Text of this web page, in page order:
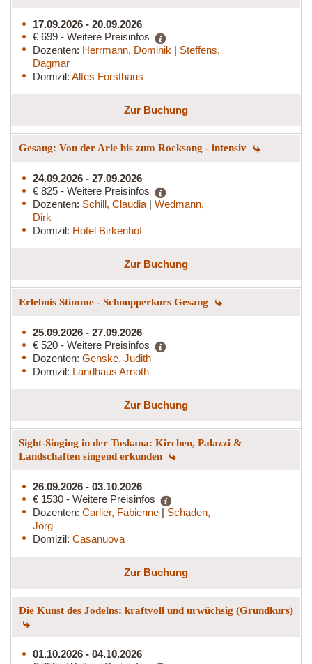
17.09.2026 - 20.09.2026
€ 699 - Weitere Preisinfos
Dozenten: Herrmann, Dominik | Steffens,
Dagmar
Domizil: Altes Forsthaus
Zur Buchung
Gesang: Von der Arie bis zum Rocksong - intensiv
24.09.2026 - 27.09.2026
€ 825 - Weitere Preisinfos
Dozenten: Schill, Claudia | Wedmann,
Dirk
Domizil: Hotel Birkenhof
Zur Buchung
Erlebnis Stimme - Schnupperkurs Gesang
25.09.2026 - 27.09.2026
€ 520 - Weitere Preisinfos
Dozenten: Genske, Judith
Domizil: Landhaus Arnoth
Zur Buchung
Sight-Singing in der Toskana: Kirchen, Palazzi &
Landschaften singend erkunden
26.09.2026 - 03.10.2026
€ 1530 - Weitere Preisinfos
Dozenten: Carlier, Fabienne | Schaden,
Jörg
Domizil: Casanuova
Zur Buchung
Die Kunst des Jodelns: kraftvoll und urwüchsig (Grundkurs)
01.10.2026 - 04.10.2026